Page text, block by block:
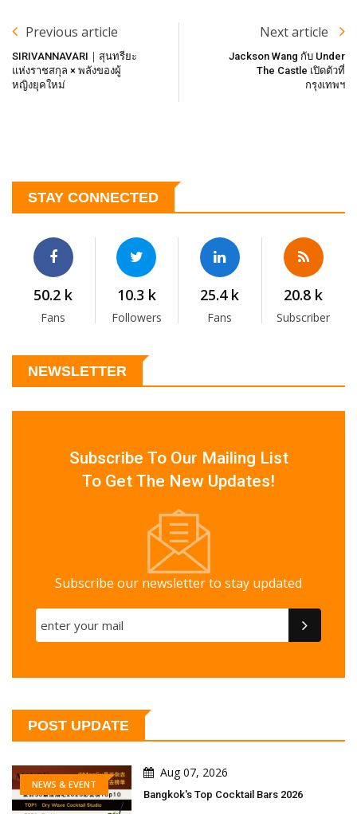
Previous article
SIRIVANNAVARI｜สุนทรียะ
แห่งราชสกุล × พลังของผู้
หญิงยุคใหม่
Next article
Jackson Wang กับ Under
The Castle เปิดตัวที่
กรุงเทพฯ
STAY CONNECTED
50.2 k
Fans
10.3 k
Followers
25.4 k
Fans
20.8 k
Subscriber
NEWSLETTER
Subscribe To Our Mailing List
To Get The New Updates!
Subscribe our newsletter to stay updated
POST UPDATE
NEWS & EVENT
Aug 07, 2026
Bangkok's Top Cocktail Bars 2026